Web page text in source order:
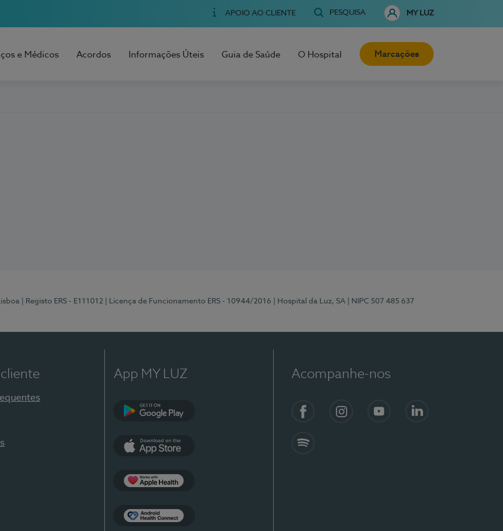
APOIO AO CLIENTE PESQUISA MY LUZ
e Médicos Acordos Informações Úteis Guia de Saúde O Hospital Marcações
| Registo ERS - E111012 | Licença de Funcionamento ERS - 10944/2016 | Hospital da Luz, SA | NIPC 507 485 637
App MY LUZ Acompanhe-nos